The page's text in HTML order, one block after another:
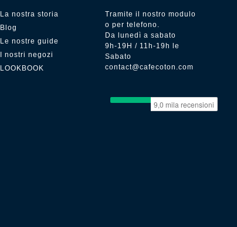
La nostra storia
Blog
Le nostre guide
I nostri negozi
LOOKBOOK
Tramite il nostro modulo
o per telefono.
Da lunedì a sabato
9h-19H / 11h-19h le
Sabato
contact@cafecoton.com